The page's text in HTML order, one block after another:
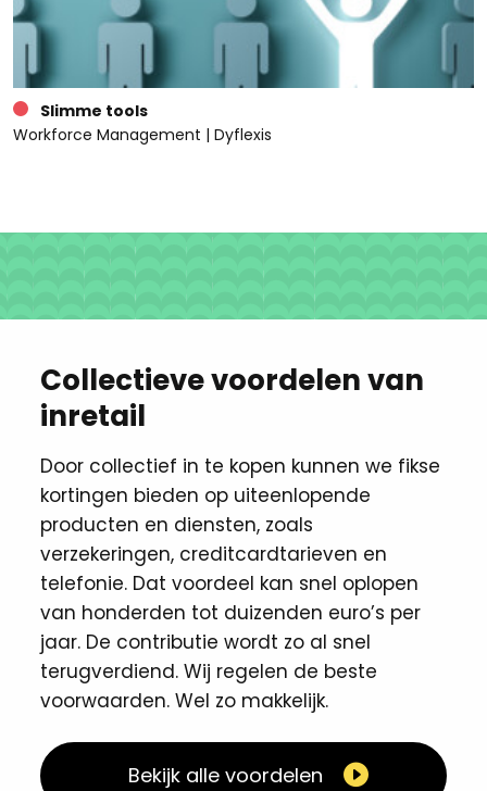
Slimme tools
Workforce Management | Dyflexis
Collectieve voordelen van
inretail
Door collectief in te kopen kunnen we fikse
kortingen ​bieden op uiteenlopende
producten en diensten, zoals
verzekeringen, creditcardtarieven en
telefonie. Dat voordeel kan snel oplopen
van honderden tot duizenden euro’s per
jaar. De contributie wordt zo al snel
terugverdiend. Wij regelen de beste
voorwaarden. Wel zo makkelijk. ​
Bekijk alle voordelen